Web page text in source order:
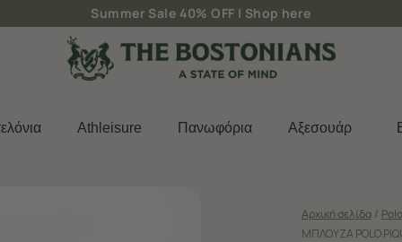
Δωρεάν μεταφορικά για παραγγελίες άνω των 50€
Athleisure Πανωφόρια Aξεσουάρ
Αρχική σελίδα /
ΜΠΛΟΥΖΑ POLO